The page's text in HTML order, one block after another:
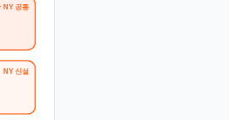
NY 공통
NY 신설